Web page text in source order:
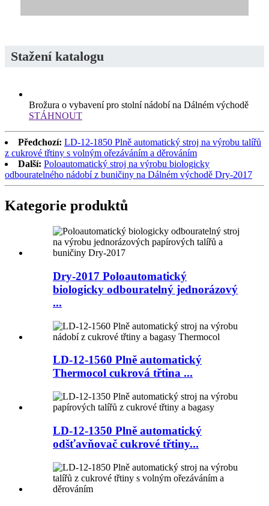
Stažení katalogu
Brožura o vybavení pro stolní nádobí na Dálném východě
STÁHNOUT
Předchozí: LD-12-1850 Plně automatický stroj na výrobu talířů
z cukrové třtiny s volným ořezáváním a děrováním
Další: Poloautomatický stroj na výrobu biologicky
odbouratelného nádobí z buničiny na Dálném východě Dry-2017
Kategorie produktů
Dry-2017 Poloautomatický
biologicky odbouratelný jednorázový
...
LD-12-1560 Plně automatický
Thermocol cukrová třtina ...
LD-12-1350 Plně automatický
odšťavňovač cukrové třtiny...